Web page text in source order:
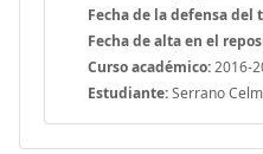
Fecha de la defensa del
Fecha de alta en el
Curso académico:2016-
Estudiante:Serrano